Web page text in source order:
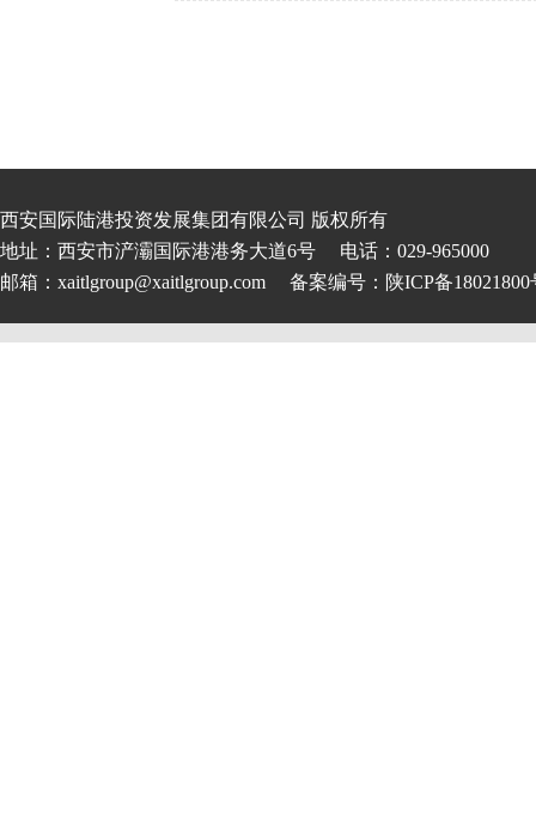
西安国际陆港投资发展集团有限公司 版权所有
地址：西安市浐灞国际港港务大道6号
电话：029-965000
邮箱：xaitlgroup@xaitlgroup.com
备案编号：陕ICP备18021800